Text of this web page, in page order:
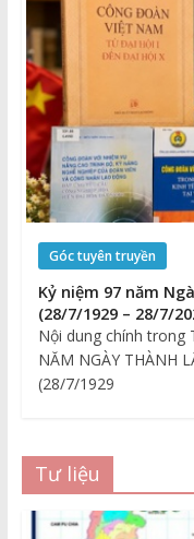
Góc tuyên truyền
Kỷ niệm 97 năm
(28/7/1929 – 28/7/
Nội dung chính trong
NĂM NGÀY THÀNH
(28/7/1929
Tư liệu